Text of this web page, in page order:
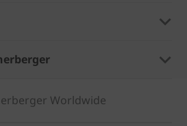
Worldwide